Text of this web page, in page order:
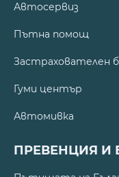
Автосервиз
Пътна помощ
Застрахователен
Гуми център
Автомивка
ПРЕВЕНЦИЯ И